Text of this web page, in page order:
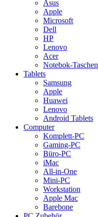
Asus
Apple
Microsoft
Dell
HP
Lenovo
Acer
Notebok-Taschen
Tablets
Samsung
Apple
Huawei
Lenovo
Android Tablets
Computer
Komplett-PC
Gaming-PC
Büro-PC
iMac
All-in-One
Mini-PC
Workstation
Apple Mac
Barebone